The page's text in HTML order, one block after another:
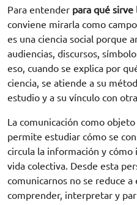
Para entender para qué sirve
conviene mirarla como
es una ciencia social porque
audiencias, discursos,
eso, cuando se explica por
ciencia, se atiende a su
estudio y a su vínculo con
La comunicación como
permite estudiar cómo se
circula la información y
vida colectiva. Desde esta
comunicarnos no se reduce
comprender, interpretar y